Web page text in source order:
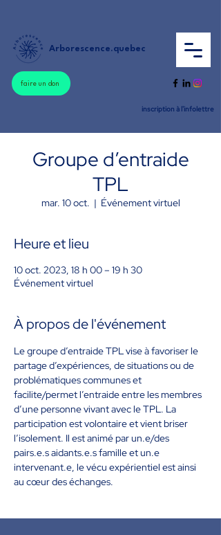
Arborescence.quebec
faire un don
inscription à l'infolettre
Groupe d’entraide
TPL
mar. 10 oct.
  |
Événement virtuel
Heure et lieu
10 oct. 2023, 18 h 00 – 19 h 30
Événement virtuel
À propos de l'événement
Le groupe d’entraide TPL vise à favoriser le
partage d’expériences, de situations ou de
problématiques communes et
facilite/permet l’entraide entre les membres
d’une personne vivant avec le TPL. La
participation est volontaire et vient briser
l’isolement. Il est animé par un.e/des
pairs.e.s aidants.e.s famille et un.e
intervenant.e, le vécu expérientiel est ainsi
au cœur des échanges.